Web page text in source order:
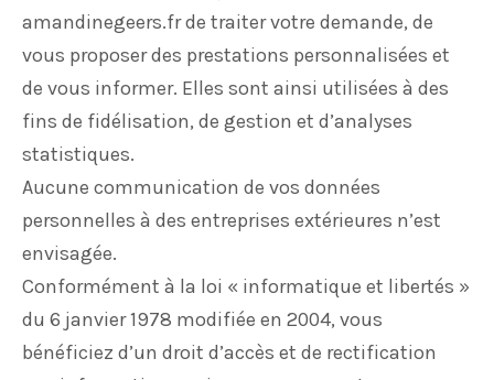
amandinegeers.fr de traiter votre demande, de
vous proposer des prestations personnalisées et
de vous informer. Elles sont ainsi utilisées à des
fins de fidélisation, de gestion et d’analyses
statistiques.
Aucune communication de vos données
personnelles à des entreprises extérieures n’est
envisagée.
Conformément à la loi « informatique et libertés »
du 6 janvier 1978 modifiée en 2004, vous
bénéficiez d’un droit d’accès et de rectification